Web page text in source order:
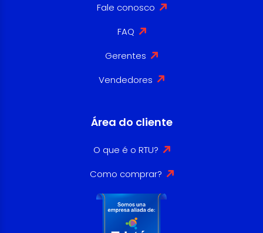
Fale conosco
FAQ
Gerentes
Vendedores
Área do cliente
O que é o RTU?
Como comprar?